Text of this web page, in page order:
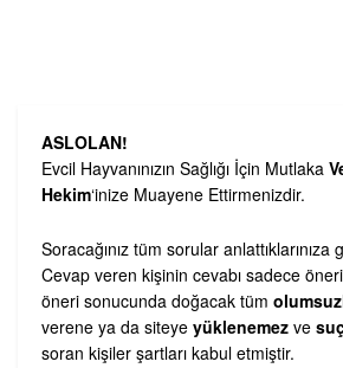
ASLOLAN!
Evcil Hayvanınızın Sağlığı İçin Mutlaka
Hekim‘inize Muayene Ettirmenizdir.
Soracağınız tüm sorular
Cevap veren kişinin cevabı sadece
öneri sonucunda doğacak tüm
verene ya da siteye yüklenemez ve
soran kişiler şartları kabul etmiştir.